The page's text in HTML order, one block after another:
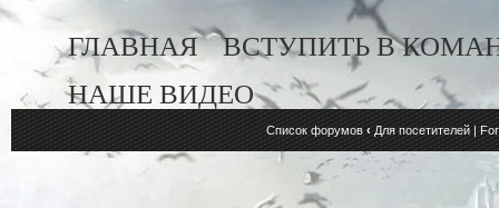
ГЛАВНАЯ
ВСТУПИТЬ В
НАШЕ ВИДЕО
Список форумов ‹ Для посетителей |